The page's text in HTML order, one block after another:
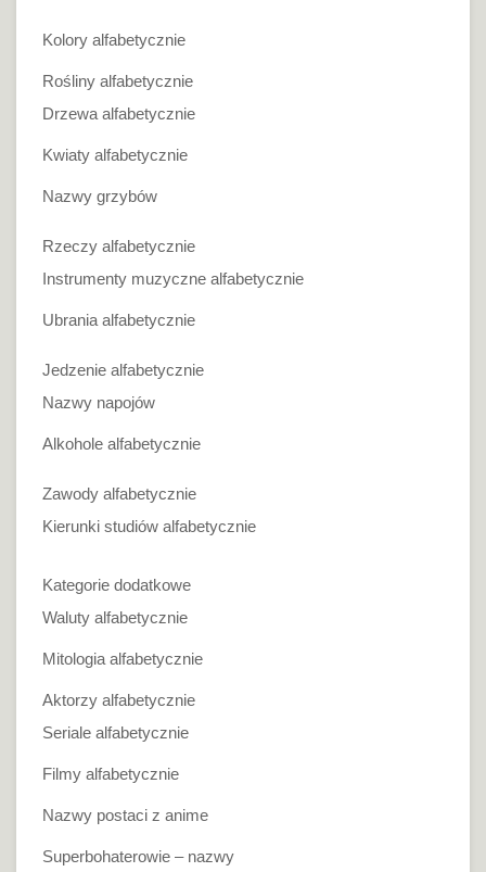
Kolory alfabetycznie
Rośliny alfabetycznie
Drzewa alfabetycznie
Kwiaty alfabetycznie
Nazwy grzybów
Rzeczy alfabetycznie
Instrumenty muzyczne alfabetycznie
Ubrania alfabetycznie
Jedzenie alfabetycznie
Nazwy napojów
Alkohole alfabetycznie
Zawody alfabetycznie
Kierunki studiów alfabetycznie
Kategorie dodatkowe
Waluty alfabetycznie
Mitologia alfabetycznie
Aktorzy alfabetycznie
Seriale alfabetycznie
Filmy alfabetycznie
Nazwy postaci z anime
Superbohaterowie – nazwy